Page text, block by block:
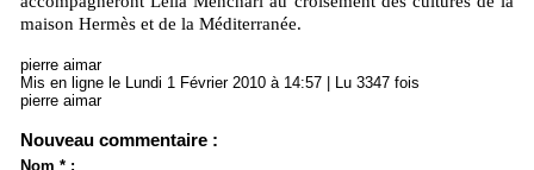
maison Hermès et de la Méditerranée.
pierre aimar
Mis en ligne le Lundi 1 Février 2010 à 14:57 | Lu 3347 fois
pierre aimar
Nouveau commentaire :
Nom * :